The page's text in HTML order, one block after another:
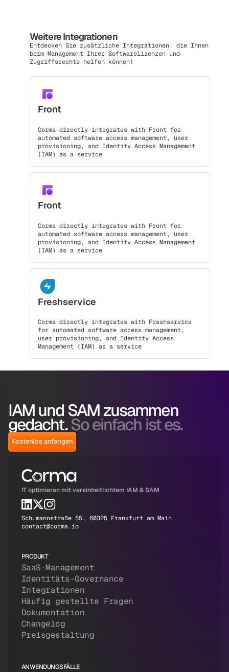
Weitere Integrationen
Entdecken Sie zusätzliche Integrationen, die Ihnen
beim Management Ihrer Softwarelizenzen und
Zugriffsrechte helfen können!
Front
Corma directly integrates with Front for
automated software access management, user
provisioning, and Identity Access Management
(IAM) as a service
Front
Corma directly integrates with Front for
automated software access management, user
provisioning, and Identity Access Management
(IAM) as a service
Freshservice
Corma directly integrates with Freshservice
for automated software access management,
user provisioning, and Identity Access
Management (IAM) as a service
IAM und SAM zusammen
gedacht.So einfach ist es.
Kostenlos anfangen
IT optimieren mit vereinheitlichtem IAM & SAM
Schumannstraße 55, 60325 Frankfurt am Main
contact@corma.io
PRODUKT
SaaS-Management
Identitäts-Governance
Integrationen
Häufig gestellte Fragen
Dokumentation
Changelog
Preisgestaltung
ANWENDUNGSFÄLLE